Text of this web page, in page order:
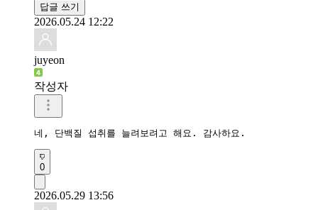
답글 쓰기
2026.05.24 12:22
juyeon
작성자
네, 단백질 섭취를 늘려보려고 해요. 감사하요.
0
2026.05.29 13:56